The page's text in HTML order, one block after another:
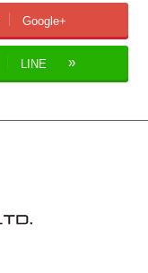
Google+
LINE